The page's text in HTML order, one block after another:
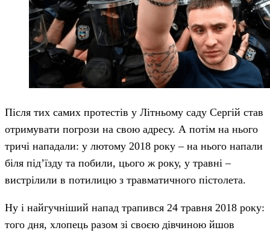
Після тих самих протестів у Літньому саду Сергій став
отримувати погрози на свою адресу. А потім на нього
тричі нападали: у лютому 2018 року – на нього напали
біля під’їзду та побили, цього ж року, у травні –
вистрілили в потилицю з травматичного пістолета.
Ну і найгучніший напад трапився 24 травня 2018 року:
того дня, хлопець разом зі своєю дівчиною йшов